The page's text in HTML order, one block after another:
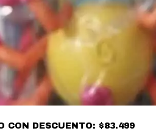
CON DESCUENTO: $83.499